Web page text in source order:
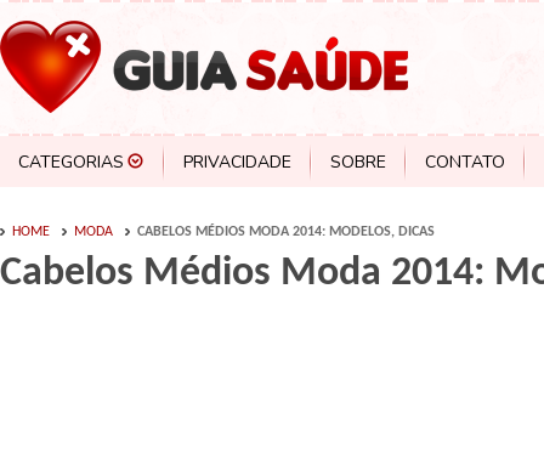
CATEGORIAS PRIVACIDADE SOBRE CONTATO
HOME MODA CABELOS MÉDIOS MODA 2014: MODELOS, DICAS
Cabelos Médios Moda 2014: